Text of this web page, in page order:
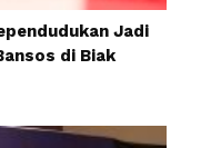
Jadi
di Biak